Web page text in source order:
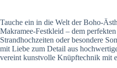
Tauche ein in die Welt der Boho-
Makramee-Festkleid – dem
Strandhochzeiten oder besondere
mit Liebe zum Detail aus
vereint kunstvolle Knüpftechnik mit